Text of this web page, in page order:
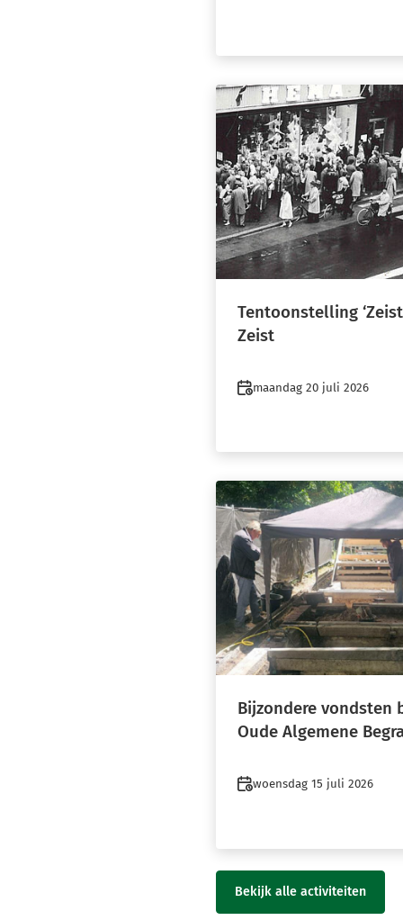
Tentoonstelling
Zeist
Datum
maandag 20 juli 2026
Bijzondere vondsten
Oude Algemene
Datum
woensdag 15 juli 2026
Bekijk alle activiteiten